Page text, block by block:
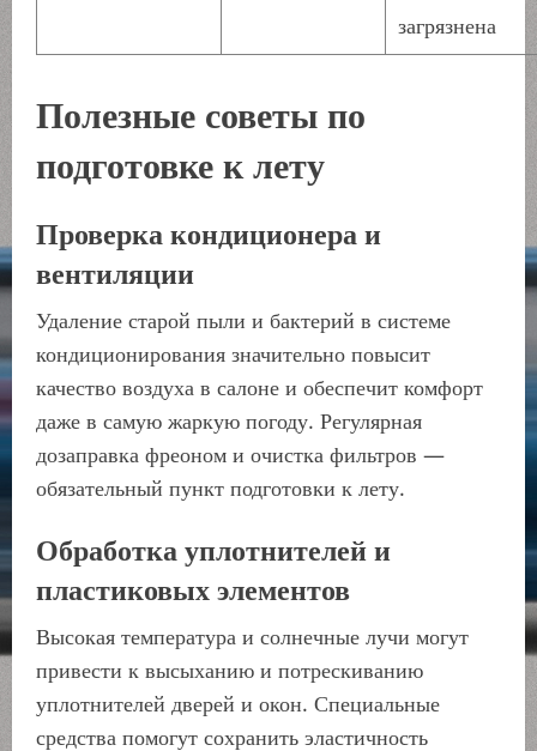
загрязнена
Полезные советы по
подготовке к лету
Проверка кондиционера и
вентиляции
Удаление старой пыли и бактерий в системе
кондиционирования значительно повысит
качество воздуха в салоне и обеспечит комфорт
даже в самую жаркую погоду. Регулярная
дозаправка фреоном и очистка фильтров —
обязательный пункт подготовки к лету.
Обработка уплотнителей и
пластиковых элементов
Высокая температура и солнечные лучи могут
привести к высыханию и потрескиванию
уплотнителей дверей и окон. Специальные
средства помогут сохранить эластичность